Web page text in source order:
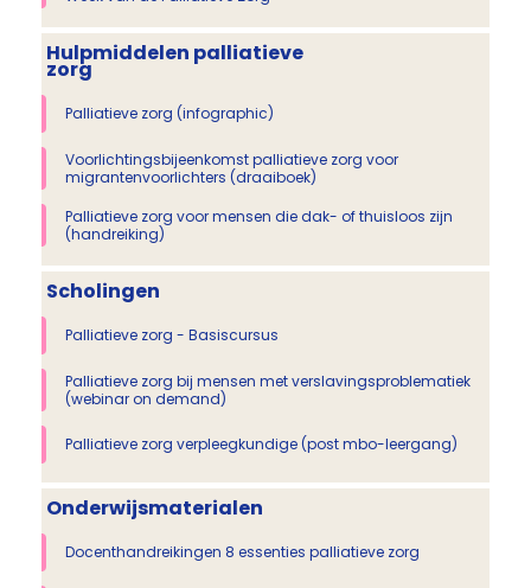
Hulpmiddelen palliatieve
zorg
Palliatieve zorg (infographic)
Voorlichtingsbijeenkomst palliatieve zorg voor
migrantenvoorlichters (draaiboek)
Palliatieve zorg voor mensen die dak- of thuisloos zijn
(handreiking)
Scholingen
Palliatieve zorg - Basiscursus
Palliatieve zorg bij mensen met verslavingsproblematiek
(webinar on demand)
Palliatieve zorg verpleegkundige (post mbo-leergang)
Onderwijsmaterialen
Docenthandreikingen 8 essenties palliatieve zorg